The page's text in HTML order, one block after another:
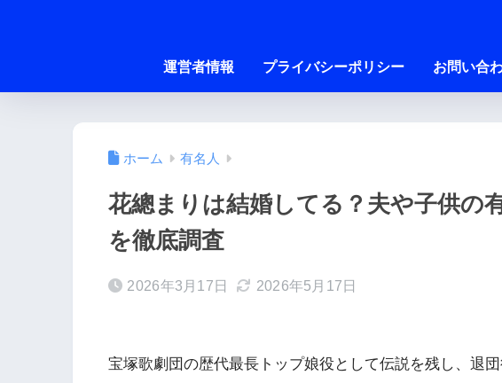
運営者情報 プライバシーポリシー お問い合
ホーム 有名人
花總まりは結婚してる？夫や子供の
を徹底調査
2026年3月17日 2026年5月17日
宝塚歌劇団の歴代最長トップ娘役として伝説を残し、退